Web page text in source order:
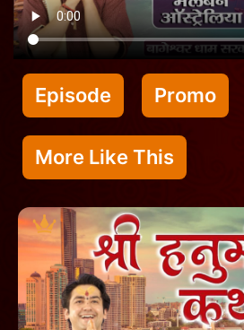
Episode Promo
More Like This